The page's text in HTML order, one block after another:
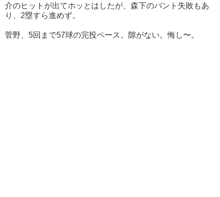
介のヒットが出てホッとはしたが、森下のバント失敗もあ
り、2塁すら進めず。
菅野、5回まで57球の完投ペース。隙がない。悔し〜。